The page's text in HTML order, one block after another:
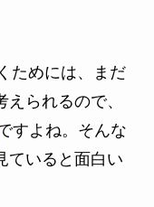
ためには、まだ
られるので、
すよね。そんな
ていると面白い